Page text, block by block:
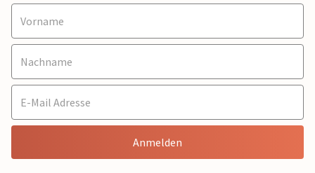
Anmelden